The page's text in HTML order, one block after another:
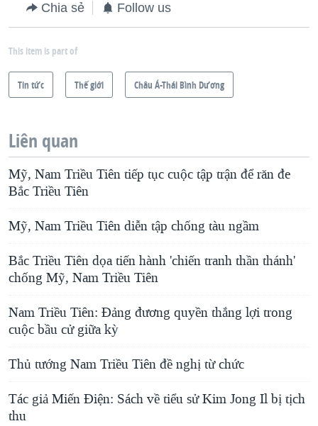
Chia sẻ Follow us
This item is part of
Tin tức Thế giới Châu Á-Thái Bình Dương
Liên quan
Mỹ, Nam Triều Tiên tiếp tục cuộc tập trận để răn đe
Bắc Triều Tiên
Mỹ, Nam Triều Tiên diễn tập chống tàu ngầm
Bắc Triều Tiên dọa tiến hành 'chiến tranh thần thánh'
chống Mỹ, Nam Triều Tiên
Nam Triều Tiên: Đảng đương quyền thắng lợi trong
cuộc bầu cử giữa kỳ
Thủ tướng Nam Triều Tiên đề nghị từ chức
Tác giả Miến Điện: Sách về tiểu sử Kim Jong Il bị tịch
thu